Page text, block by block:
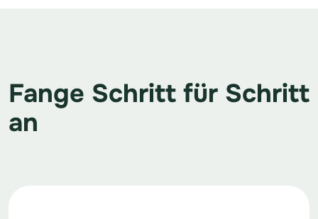
Fange Schritt für Schritt
an